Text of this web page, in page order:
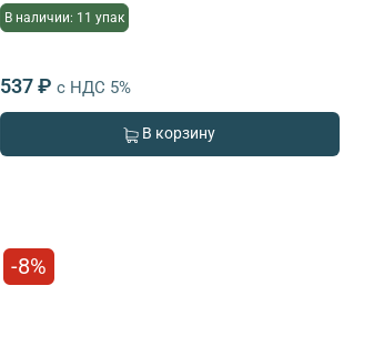
В наличии: 11 упак
537 ₽ с НДС 5%
В корзину
-8%